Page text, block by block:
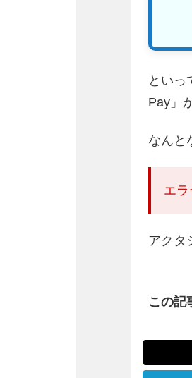
といっ
Pay」
なんと
エ
アクタ
この記